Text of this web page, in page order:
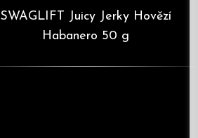
SWAGLIFT Juicy Jerky Hovězí
Habanero 50 g